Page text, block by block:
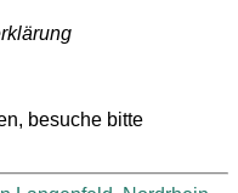
besuche bitte